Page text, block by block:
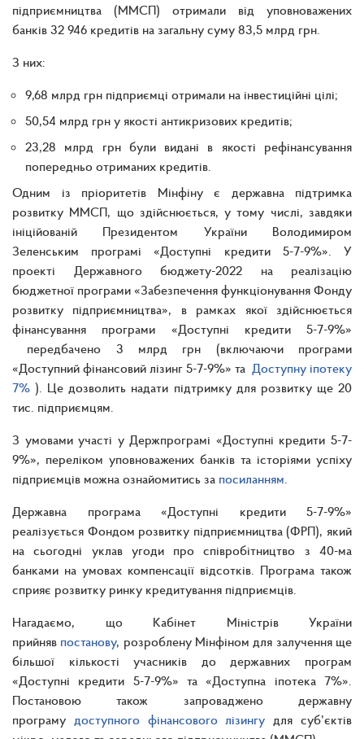
підприємництва (ММСП) отримали від уповноважених
банків 32 946 кредитів на загальну суму 83,5 млрд грн.
З них:
9,68 млрд грн підприємці отримали на інвестиційні цілі;
50,54 млрд грн у якості антикризових кредитів;
23,28 млрд грн були видані в якості рефінансування
попередньо отриманих кредитів.
Одним із пріоритетів Мінфіну є державна підтримка
розвитку ММСП, що здійснюється, у тому числі, завдяки
ініційованій Президентом України Володимиром
Зеленським програмі «Доступні кредити 5-7-9%». У
проекті Державного бюджету-2022 на реалізацію
бюджетної програми «Забезпечення функціонування Фонду
розвитку підприємництва», в рамках якої здійснюється
фінансування програми «Доступні кредити 5-7-9%»
передбачено 3 млрд грн (включаючи програми
«Доступний фінансовий лізинг 5-7-9%» та Доступну іпотеку
7% ). Це дозволить надати підтримку для розвитку ще 20
тис. підприємцям.
З умовами участі у Держпрограмі «Доступні кредити 5-7-
9%», переліком уповноважених банків та історіями успіху
підприємців можна ознайомитись за посиланням
Державна програма «Доступні кредити 5-7-9%»
реалізується Фондом розвитку підприємництва (ФРП), який
на сьогодні уклав угоди про співробітництво з 40-ма
банками на умовах компенсації відсотків. Програма також
сприяє розвитку ринку кредитування підприємців.
Нагадаємо, що Кабінет Міністрів України
прийняв постанову, розроблену Мінфіном для залучення ще
більшої кількості учасників до державних програм
«Доступні кредити 5-7-9%» та «Доступна іпотека 7%».
Постановою також запроваджено державну
програму доступного фінансового лізингу для суб’єктів